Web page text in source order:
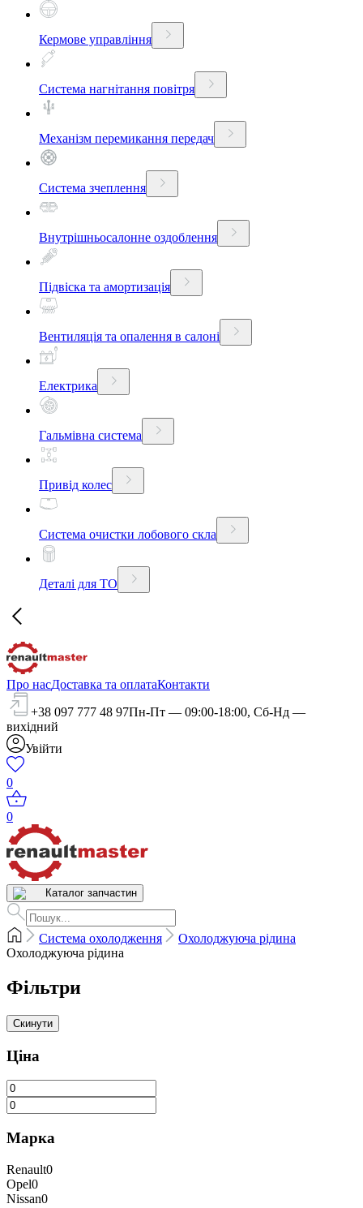
Кермове управління
Система нагнітання повітря
Механізм перемикання передач
Система зчеплення
Внутрішньосалонне оздоблення
Підвіска та амортизація
Вентиляція та опалення в салоні
Електрика
Гальмівна система
Привід колес
Система очистки лобового скла
Деталі для ТО
Про насДоставка та оплатаКонтакти
+38 097 777 48 97Пн-Пт — 09:00-18:00, Сб-Нд —
вихідний
Увійти
0
0
Каталог запчастин
Система охолодження
Охолоджуюча рідина
Охолоджуюча рідина
Фільтри
Скинути
Ціна
Марка
Renault0
Opel0
Nissan0